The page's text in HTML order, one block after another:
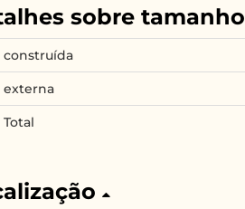
sobre tamanho
construída
externa